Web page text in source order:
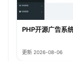
PHP开源广告系
更新 2026-08-06